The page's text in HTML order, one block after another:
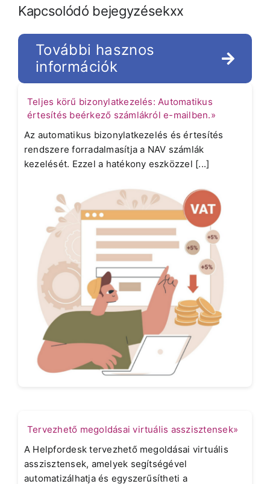
Kapcsolódó bejegyzésekxx
További hasznos
információk
Teljes körű bizonylatkezelés: Automatikus
értesítés beérkező számlákról e-mailben.»
Az automatikus bizonylatkezelés és értesítés
rendszere forradalmasítja a NAV számlák
kezelését. Ezzel a hatékony eszközzel [...]
Tervezhető megoldásai virtuális asszisztensek»
A Helpfordesk tervezhető megoldásai virtuális
asszisztensek, amelyek segítségével
automatizálhatja és egyszerűsítheti a